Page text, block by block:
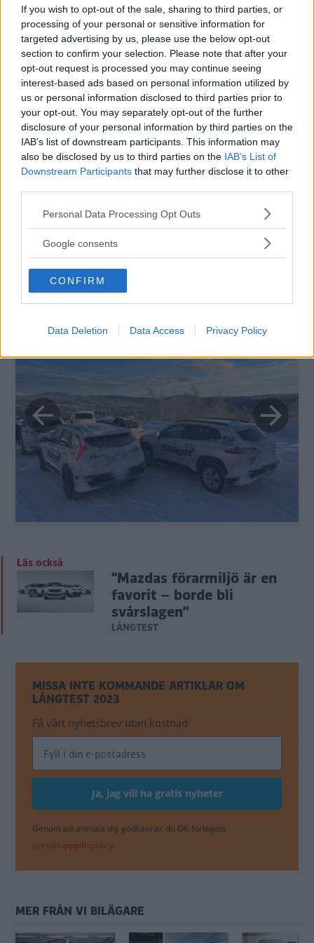
If you wish to opt-out of the sale, sharing to third parties, or
processing of your personal or sensitive information for
targeted advertising by us, please use the below opt-out
section to confirm your selection. Please note that after your
opt-out request is processed you may continue seeing
interest-based ads based on personal information utilized by
us or personal information disclosed to third parties prior to
your opt-out. You may separately opt-out of the further
disclosure of your personal information by third parties on the
IAB’s list of downstream participants. This information may
also be disclosed by us to third parties on the IAB’s List of
Downstream Participants that may further disclose it to other
Please note that this website/app uses one or more Google
not limited to your visit or usage behaviour. You may click to
use your data for below specified purposes in below Google
consent section.
Personal Data Processing Opt Outs
Google consents
CONFIRM
Data Deletion Data Access Privacy Policy
dieselmotorn i Mercedes T-klass ger bilen en räckvidd på
hela 115 mil. Till och med den stora och tunga Mazda XC-
60 klarar sig på under 0,6 liter milen.
Testresan har dock
inte varit helt utan missöden. Lite för
hög fart i en vänstersväng resulterade i att
biltestarveteranen Calle Carlquist halkade ned i ett
krondike med Mazdan. Trots både snöskottning och en
fyrhjulsdriven dragbil lyckades testlaget inte få upp bilen
ur diket själva.
– Den fick bärgas senare på kvällen, utan skråmor som tur
testlaget sammanställa sina intryck i årets
vintertest, som du kan läsa i tidningen och här på sajten
inom kort.
Läs också
”Mazdas förarmiljö är en
favorit – borde bli
svårslagen”
LÅNGTEST
MISSA INTE KOMMANDE ARTIKLAR OM
LÅNGTEST 2023
Få vårt nyhetsbrev utan kostnad
Genom att anmäla dig godkänner du OK-förlagets
personuppgiftspolicy.
MER FRÅN VI BILÄGARE